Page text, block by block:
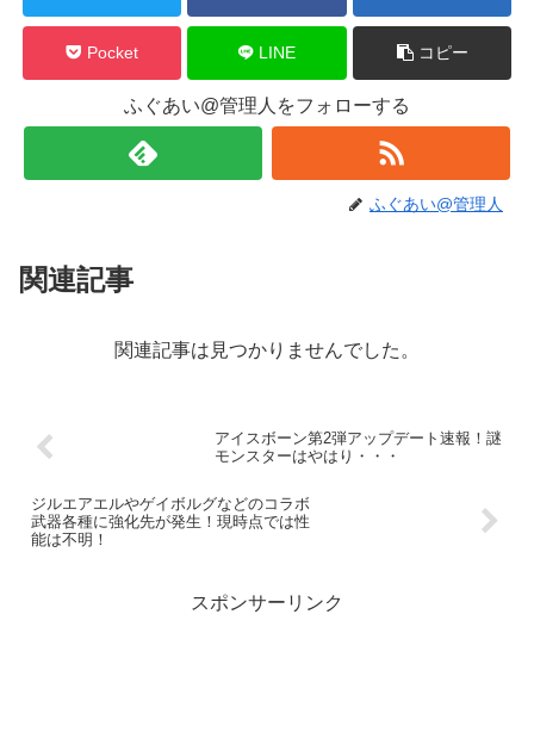
Pocket LINE コピー
ふぐあい@管理人をフォローする
ふぐあい@管理人
関連記事
関連記事は見つかりませんでした。
アイスボーン第2弾アップデート速報！謎
モンスターはやはり・・・
ジルエアエルやゲイボルグなどのコラボ
武器各種に強化先が発生！現時点では性
能は不明！
スポンサーリンク